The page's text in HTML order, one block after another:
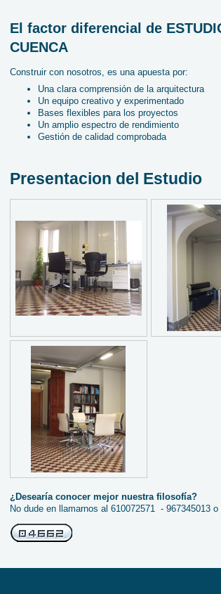
El factor diferencial de
CUENCA
Construir con nosotros, es una apuesta por:
Una clara comprensión de la arquitectura
Un equipo creativo y experimentado
Bases flexibles para los proyectos
Un amplio espectro de rendimiento
Gestión de calidad comprobada
Presentacion del Estudio
¿Desearía conocer mejor nuestra filosofía?
No dude en llamarnos al 610072571 - 967345013